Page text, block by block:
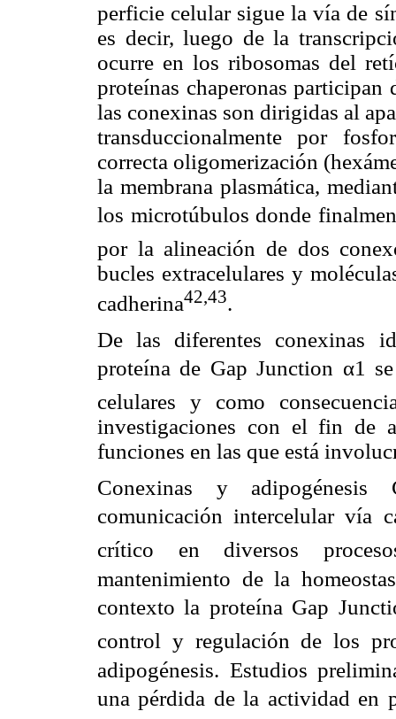
perficie celular sigue la vía de
es decir, luego de la
ocurre en los ribosomas del
proteínas chaperonas
las conexinas son dirigidas al
transduccionalmente por
correcta oligomerización
la membrana plasmática,
los microtúbulos donde
por la alineación de dos
bucles extracelulares y
cadherina42,43.
De las diferentes conexinas
proteína de Gap Junction α1
celulares y como
investigaciones con el fin de
funciones en las que está
Conexinas y
comunicación intercelular vía
crítico en diversos
mantenimiento de la
contexto la proteína Gap
control y regulación de los
adipogénesis. Estudios
una pérdida de la actividad en